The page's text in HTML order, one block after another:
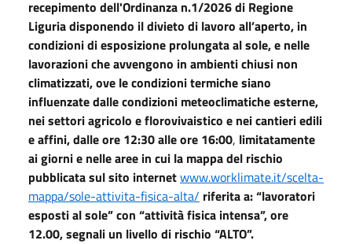
recepimento dell'Ordinanza n.1/2026 di Regione
Liguria disponendo il divieto di lavoro all’aperto, in
condizioni di esposizione prolungata al sole, e nelle
lavorazioni che avvengono in ambienti chiusi non
climatizzati, ove le condizioni termiche siano
influenzate dalle condizioni meteoclimatiche esterne,
nei settori agricolo e florovivaistico e nei cantieri edili
e affini, dalle ore 12:30 alle ore 16:00, limitatamente
ai giorni e nelle aree in cui la mappa del rischio
pubblicata sul sito internetwww.worklimate.it/scelta-
mappa/sole-attivita-fisica-alta/ riferita a: “lavoratori
esposti al sole” con “attività fisica intensa”, ore
12.00, segnali un livello di rischio “ALTO”.